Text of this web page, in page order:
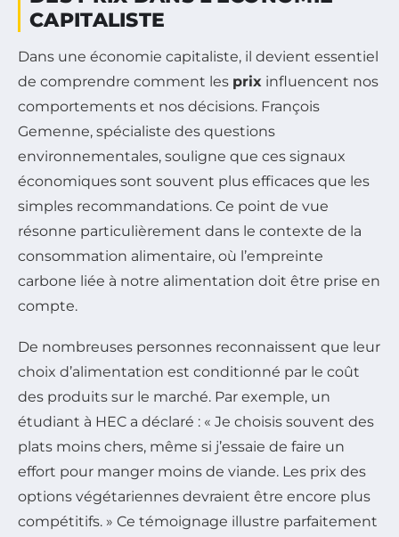
CAPITALISTE
Dans une économie capitaliste, il devient essentiel
de comprendre comment les prix influencent nos
comportements et nos décisions. François
Gemenne, spécialiste des questions
environnementales, souligne que ces signaux
économiques sont souvent plus efficaces que les
simples recommandations. Ce point de vue
résonne particulièrement dans le contexte de la
consommation alimentaire, où l’empreinte
carbone liée à notre alimentation doit être prise en
compte.
De nombreuses personnes reconnaissent que leur
choix d’alimentation est conditionné par le coût
des produits sur le marché. Par exemple, un
étudiant à HEC a déclaré : « Je choisis souvent des
plats moins chers, même si j’essaie de faire un
effort pour manger moins de viande. Les prix des
options végétariennes devraient être encore plus
compétitifs. » Ce témoignage illustre parfaitement